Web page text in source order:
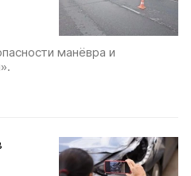
манёвра и